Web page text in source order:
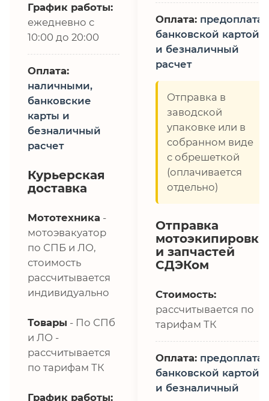
График работы:
ежедневно с
10:00 до 20:00
Оплата:
наличными,
банковские
карты и
безналичный
расчет
Курьерская
доставка
Мототехника -
мотоэвакуатор
по СПБ и ЛО,
стоимость
рассчитывается
индивидуально
Товары - По СПб
и ЛО -
рассчитывается
по тарифам ТК
График работы:
Оплата: предоплата,
банковской картой
и безналичный
расчет
Отправка в
заводской
упаковке или в
собранном виде
с обрешеткой
(оплачивается
отдельно)
Отправка
мотоэкипировки
и запчастей
СДЭКом
Стоимость:
рассчитывается по
тарифам ТК
Оплата: предоплата,
банковской картой
и безналичный